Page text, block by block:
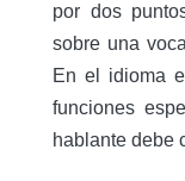
por dos
sobre una
En el idioma
funciones
hablante debe